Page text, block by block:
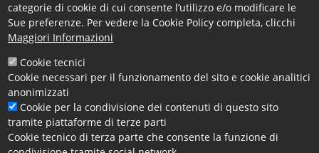
La piattaforma "Suite Orientamento Formazione e Lavoro"
raccoglie gli strumenti realizzati e messi a disposizione dalla
categorie di cookie di cui consente l’utilizzo e/o modificare le
Sue preferenze. Per vedere la Cookie Policy completa, clicchi
Maggiori Informazioni
Cookie tecnici
Cookie necessari per il funzionamento del sito e cookie analitici
anonimizzati
Cookie per la condivisione dei contenuti di questo sito
tramite piattaforme di terze parti
Cookie tecnico di terza parte che consente la funzione di